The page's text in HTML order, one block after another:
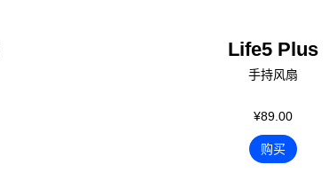
Life5 Plus
手持风扇
¥89.00
购买